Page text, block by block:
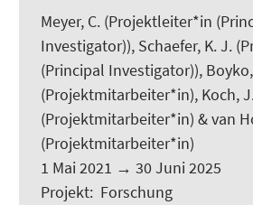
Meyer, C. (Projektleiter*in
Investigator)), Schaefer, K. J.
(Principal Investigator)),
(Projektmitarbeiter*in), Koch,
(Projektmitarbeiter*in) & van
(Projektmitarbeiter*in)
1 Mai 2021 → 30 Juni 2025
Projekt: Forschung